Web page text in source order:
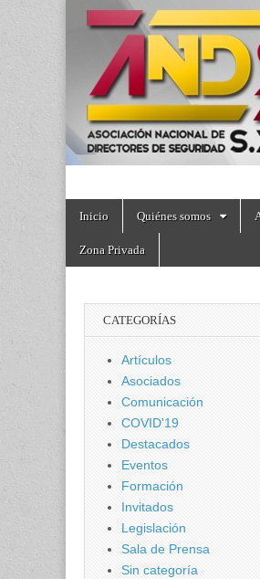
Main
Skip
content
Inicio Quiénes somos
Zona Privada
CATEGORÍAS
Artículos
Asociados
Comunicación
COVID'19
Destacados
Eventos
Formación
Invitados
Legislación
Sala de Prensa
Sin categoría